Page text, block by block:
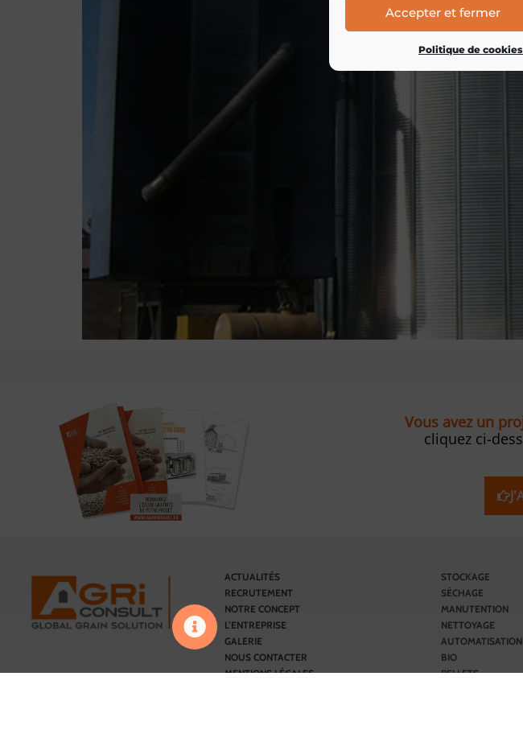
Accepter et fermer
Politique de cookies
Vous avez un
cliquez ci-
ACTUALITÉS
RECRUTEMENT
NOTRE CONCEPT
L’ENTREPRISE
GALERIE
NOUS CONTACTER
MENTIONS LÉGALES
STOCKAGE
SÉCHAGE
MANUTENTION
NETTOYAGE
AUTOMATISATION
BIO
PELLETS